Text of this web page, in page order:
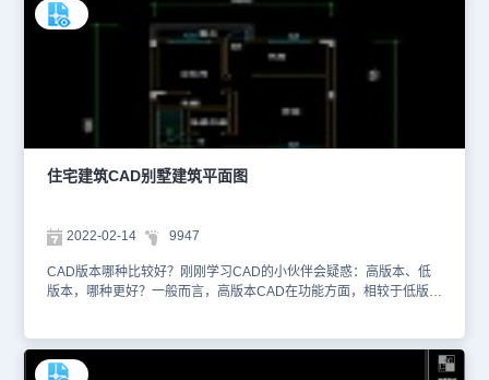
图，总共有几十张设计图，我们简单来介绍其中的三种。1、下图中
给大家介绍的是该别墅设计中的一层原始结构图，图纸中给出了别墅
的一个概况以及各个位置的标高等。2、接下来的这张图纸中给大家
展示的是该别墅的一层平面布置图，从图中我们可以看到有会客厅、
茶室、卫生间、储藏室、保姆房、厨房等等。3、下图给大家展示的
是该别墅的一层天棚布置图，不同的区域布置是不相同的，不单在图
纸中绘制了出来，也在图纸中进行了说明。除了dwg格式文件，CAD
还可以将设计图纸保存成dwf格式文件，便于设计数据传递，可以点
击浩辰CAD菜单栏的【插入】-【DWF参考底图】进行打开与查看。
今天的CAD下载素材就先简单的给大家介绍到这里，对于CAD居民
可以直接使用浩辰CAD看图王网页版打开进行浏览查看。本图纸作为
学习资料参考，请勿用于商业用途。
住宅建筑CAD别墅建筑平面图
2022-02-14 9947
CAD版本哪种比较好？刚刚学习CAD的小伙伴会疑惑：高版本、低
版本，哪种更好？一般而言，高版本CAD在功能方面，相较于低版
本文件。因此，用户可以根据自己的计算机内存、运行情况以及操作
习惯，选择更合适的软件版本。本文件是CAD别墅建筑平面图资源